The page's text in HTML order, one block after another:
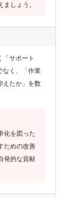
しょう。
「サポート
なく、「作業
えたか」を数
化を図った
ための改善
発的な貢献